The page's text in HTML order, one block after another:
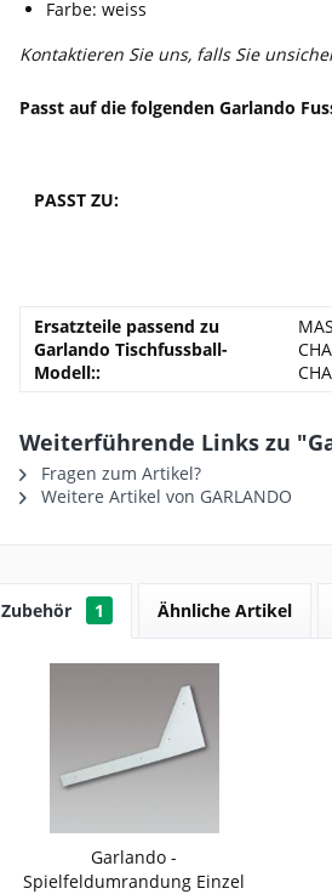
Farbe: weiss
Kontaktieren Sie uns, falls Sie
Passt auf die folgenden Garlando
PASST ZU:
Ersatzteile passend zu
Garlando Tischfussball-
Modell::
Weiterführende Links zu
Fragen zum Artikel?
Weitere Artikel von GARLANDO
Zubehör 1 Ähnliche Artikel
Garlando -
Spielfeldumrandung Einzel